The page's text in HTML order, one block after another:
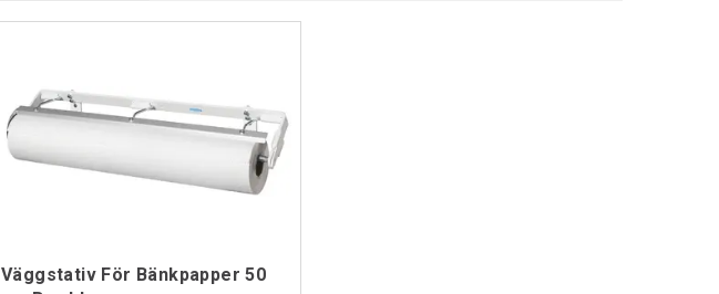
Väggstativ För Bänkpapper 50